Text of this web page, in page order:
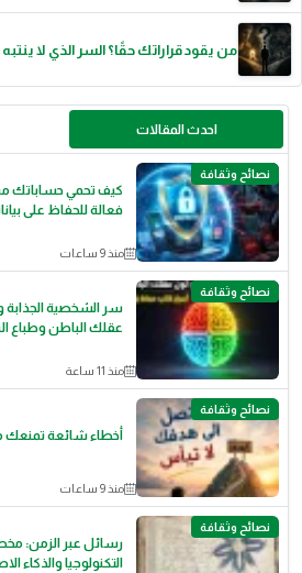
من يقود قراراتك حقًا؟ السر الذي لا
احدث المقالات
نصائح وثقافة
فعالة للحفاظ على
منذ 9 ساعات
نصائح وثقافة
سر الشخصية الجذابة
عقلك الباطن وطباع
منذ 11 ساعة
نصائح وثقافة
أخطاء شائعة
منذ 9 ساعات
نصائح وثقافة
رسائل عبر الزمن:
التكنولوجيا والذكاء